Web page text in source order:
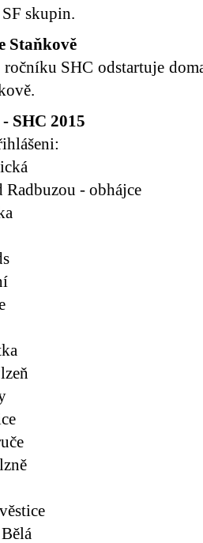
SF skupin.
Staňkově
SHC odstartuje
SHC 2015
- obhájce